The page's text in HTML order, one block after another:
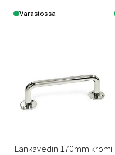
Varastossa
Lankavedin 170mm kromi